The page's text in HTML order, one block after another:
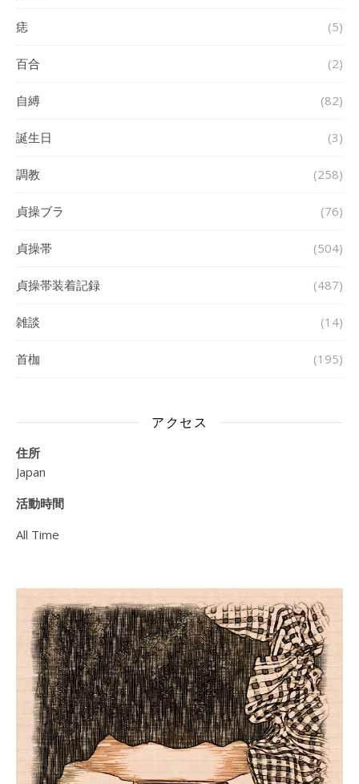
痣 (5)
百合 (2)
自縛 (82)
誕生日 (3)
調教 (258)
貞操ブラ (76)
貞操帯 (504)
貞操帯装着記録 (487)
雑談 (14)
首枷 (195)
アクセス
住所
Japan
活動時間
All Time